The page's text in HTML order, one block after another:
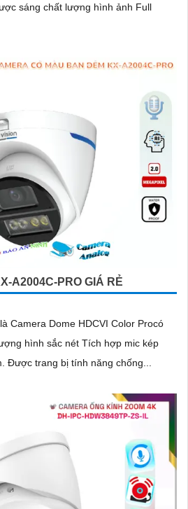
A2004C-PRO GIÁ RẺ
hình sắc nét Tích hợp mic kép
nâng có chất lượng thu âm. Được trang bị tính năng chống...